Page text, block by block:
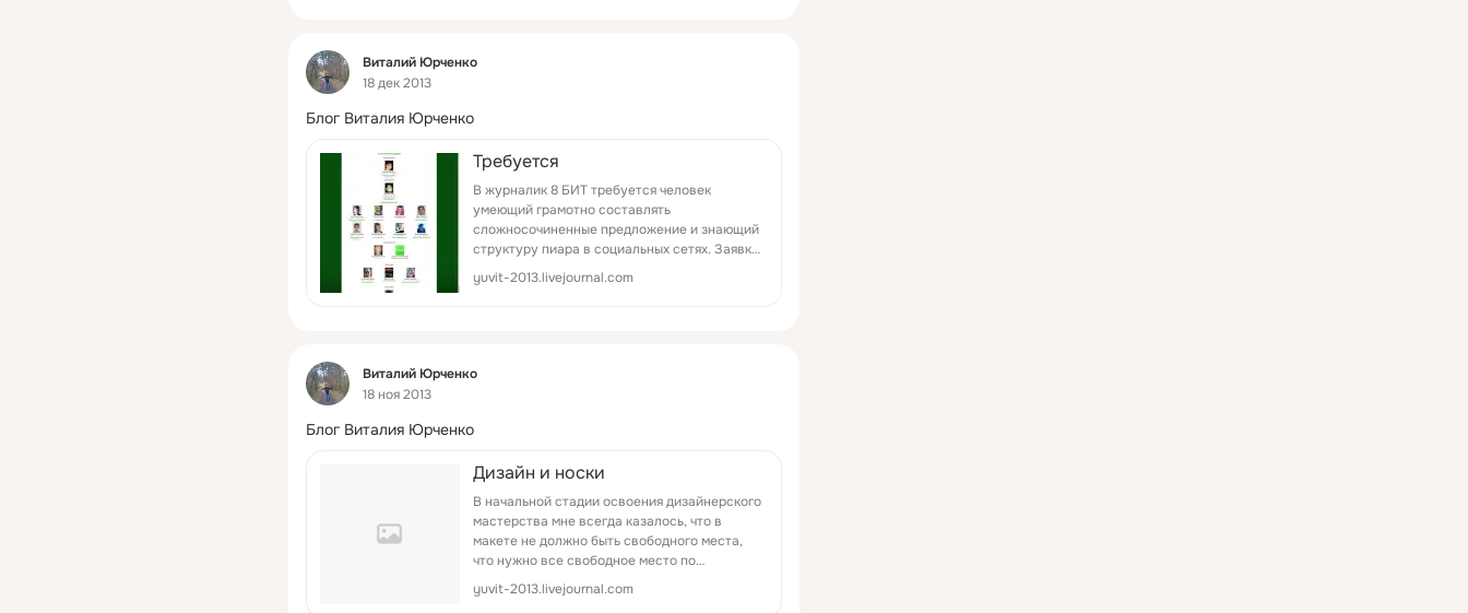
Фид
Виталий Юрченко
18 дек 2013
Блог Виталия Юрченко
Требуется
В журналик 8 БИТ требуется человек
умеющий грамотно составлять
сложносочиненные предложение и знающий
структуру пиара в социальных сетях. Заявки
слать на почту…
yuvit-2013.livejournal.com
Фид
Виталий Юрченко
18 ноя 2013
Блог Виталия Юрченко
Дизайн и носки
В начальной стадии освоения дизайнерского
мастерства мне всегда казалось, что в
макете не должно быть свободного места,
что нужно все свободное место по…
yuvit-2013.livejournal.com